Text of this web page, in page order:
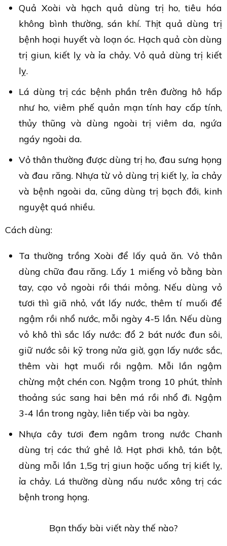
Quả Xoài và hạch quả dùng trị ho, tiêu hóa
không bình thường, sán khí. Thịt quả dùng trị
bệnh hoại huyết và loạn óc. Hạch quả còn dùng
trị giun, kiết lỵ và ỉa chảy. Vỏ quả dùng trị kiết
lỵ.
Lá dùng trị các bệnh phần trên đường hô hấp
như ho, viêm phế quản mạn tính hay cấp tính,
thủy thũng và dùng ngoài trị viêm da, ngứa
ngáy ngoài da.
Vỏ thân thường được dùng trị ho, đau sưng họng
và đau răng. Nhựa từ vỏ dùng trị kiết lỵ, ỉa chảy
và bệnh ngoài da, cũng dùng trị bạch đới, kinh
nguyệt quá nhiều.
Cách dùng:
Ta thường trồng Xoài để lấy quả ăn. Vỏ thân
dùng chữa đau răng. Lấy 1 miếng vỏ bằng bàn
tay, cạo vỏ ngoài rồi thái mỏng. Nếu dùng vỏ
tươi thì giã nhỏ, vắt lấy nước, thêm tí muối để
ngậm rồi nhổ nước, mỗi ngày 4-5 lần. Nếu dùng
vỏ khô thì sắc lấy nước: đổ 2 bát nước đun sôi,
giữ nước sôi kỹ trong nửa giờ, gạn lấy nước sắc,
thêm vài hạt muối rồi ngậm. Mỗi lần ngậm
chừng một chén con. Ngậm trong 10 phút, thỉnh
thoảng súc sang hai bên má rồi nhổ đi. Ngậm
3-4 lần trong ngày, liên tiếp vài ba ngày.
Nhựa cây tươi đem ngâm trong nước Chanh
dùng trị các thứ ghẻ lở. Hạt phơi khô, tán bột,
dùng mỗi lần 1,5g trị giun hoặc uống trị kiết lỵ,
ỉa chảy. Lá thường dùng nấu nước xông trị các
bệnh trong họng.
Bạn thấy bài viết này thế nào?